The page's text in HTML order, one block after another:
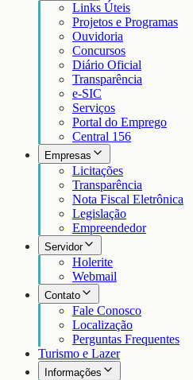
Links Úteis
Projetos e Programas
Ouvidoria
Concursos
Diário Oficial
Transparência
e-SIC
Serviços
Portal do Emprego
Central 156
Empresas
Licitações
Transparência
Nota Fiscal Eletrônica
Legislação
Empreendedor
Servidor
Holerite
Webmail
Contato
Fale Conosco
Localização
Perguntas Frequentes
Turismo e Lazer
Informações